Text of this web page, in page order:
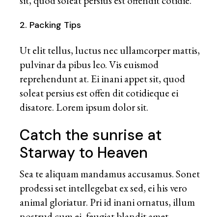
2. Packing Tips
Ut elit tellus, luctus nec ullamcorper mattis,
pulvinar da pibus leo. Vis euismod
reprehendunt at. Ei inani appet sit, quod
soleat persius est offen dit cotidieque ei
disatore. Lorem ipsum dolor sit.
Catch the sunrise at
Starway to Heaven
Sea te aliquam mandamus accusamus. Sonet
prodessi set intellegebat ex sed, ei his vero
animal gloriatur. Pri id inani ornatus, illum